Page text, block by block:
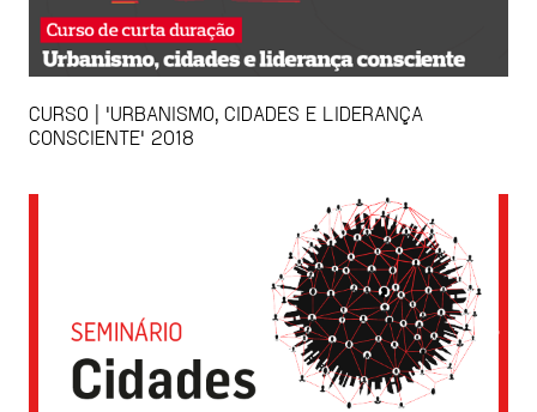
CURSO | 'URBANISMO, CIDADES E LIDERANÇA
CONSCIENTE' 2018